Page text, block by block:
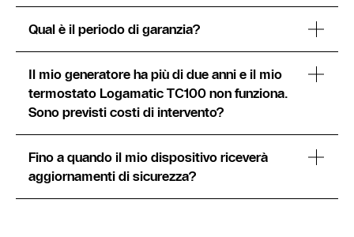
Qual è il periodo di garanzia?
Il mio generatore ha più di due anni e il mio
termostato Logamatic TC100 non funziona.
Sono previsti costi di intervento?
Fino a quando il mio dispositivo riceverà
aggiornamenti di sicurezza?